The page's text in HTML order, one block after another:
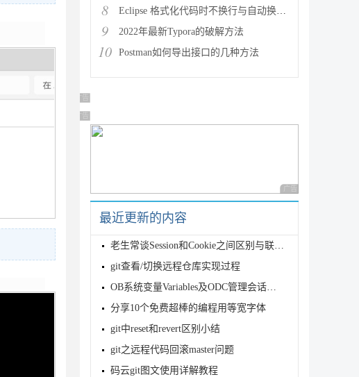
8 Eclipse 格式化代码时不换行与自动换行的实现方法
9 2022年最新Typora的破解方法
10 Postman如何导出接口的几种方法
广告 商业广告，理性选择
广告 商业广告，理性选择
广告 商业广告，理性
最近更新的内容
老生常谈Session和Cookie之间区别与联系(必看篇)
git查看/切换远程仓库实现过程
OB系统变量Variables及ODC管理会话功能详解
分享10个免费超棒的编程用等宽字体
git中reset和revert区别小结
git之远程代码回滚master问题
码云git图文使用详解教程